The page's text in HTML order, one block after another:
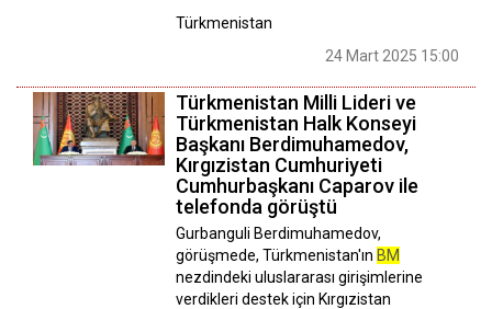
Türkmenistan
24 Mart 2025 15:00
Türkmenistan Milli Lideri ve
Türkmenistan Halk Konseyi
Başkanı Berdimuhamedov,
Kırgızistan Cumhuriyeti
Cumhurbaşkanı Caparov ile
telefonda görüştü
Gurbanguli Berdimuhamedov,
görüşmede, Türkmenistan'ın BM
nezdindeki uluslararası girişimlerine
verdikleri destek için Kırgızistan